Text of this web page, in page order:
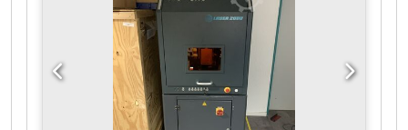
adesiva. Este modelo pertence à categoria de
máquinas de gama média/alta, que, devido à
sua aplicação, abrangem praticamente todos os
setores da indústria que utilizam embalagens de
cartão.